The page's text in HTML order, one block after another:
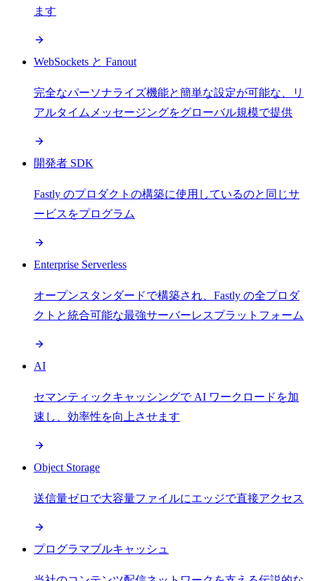
ます
WebSockets と Fanout
完全なパーソナライズ機能と簡単な設定が可能な、リ
アルタイムメッセージングをグローバル規模で提供
開発者 SDK
Fastly のプロダクトの構築に使用しているのと同じサ
ービスをプログラム
Enterprise Serverless
オープンスタンダードで構築され、Fastly の全プロダ
クトと統合可能な最強サーバーレスプラットフォーム
AI
セマンティックキャッシングで AI ワークロードを加
速し、効率性を向上させます
Object Storage
送信量ゼロで大容量ファイルにエッジで直接アクセス
プログラマブルキャッシュ